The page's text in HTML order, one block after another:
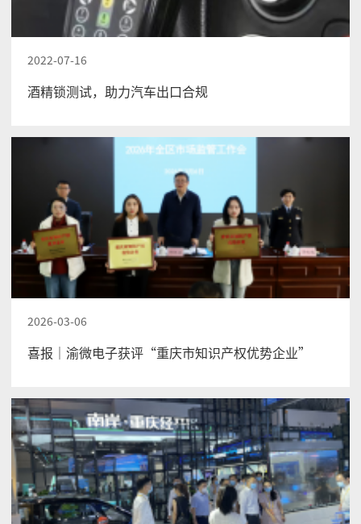
2022-07-16
酒精锁测试，助力汽车出口合规
2026-03-06
喜报｜渝微电子获评“重庆市知识产权优势企业”